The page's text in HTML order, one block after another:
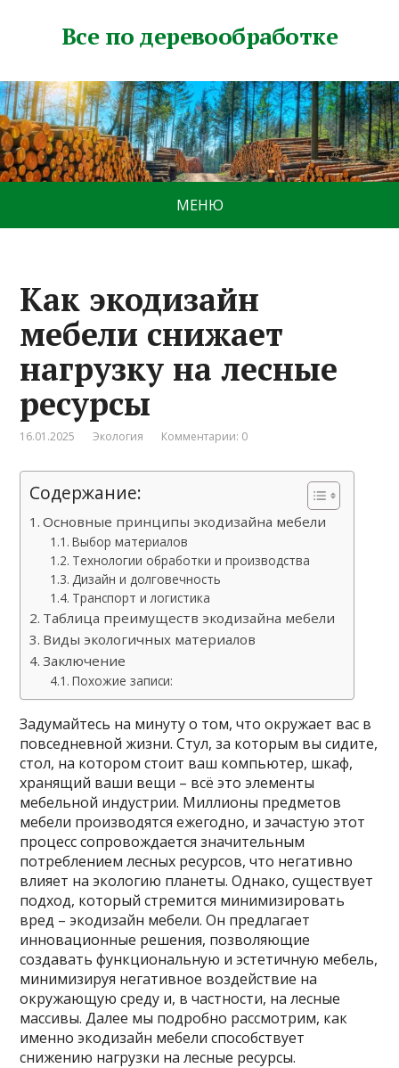
Все по деревообработке
МЕНЮ
Как экодизайн
мебели снижает
нагрузку на лесные
ресурсы
16.01.2025 Экология Комментарии: 0
Содержание:
Основные принципы экодизайна мебели
Выбор материалов
Технологии обработки и производства
Дизайн и долговечность
Транспорт и логистика
Таблица преимуществ экодизайна мебели
Виды экологичных материалов
Заключение
Похожие записи:
Задумайтесь на минуту о том, что окружает вас в
повседневной жизни. Стул, за которым вы сидите,
стол, на котором стоит ваш компьютер, шкаф,
хранящий ваши вещи – всё это элементы
мебельной индустрии. Миллионы предметов
мебели производятся ежегодно, и зачастую этот
процесс сопровождается значительным
потреблением лесных ресурсов, что негативно
влияет на экологию планеты. Однако, существует
подход, который стремится минимизировать
вред – экодизайн мебели. Он предлагает
инновационные решения, позволяющие
создавать функциональную и эстетичную мебель,
минимизируя негативное воздействие на
окружающую среду и, в частности, на лесные
массивы. Далее мы подробно рассмотрим, как
именно экодизайн мебели способствует
снижению нагрузки на лесные ресурсы.